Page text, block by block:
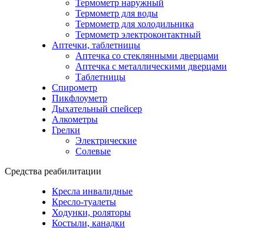
Термометр наружный
Термометр для воды
Термометр для холодильника
Термометр электроконтактный
Аптечки, таблетницы
Аптечка со стеклянными дверцами
Аптечка с металлическими дверцами
Таблетницы
Спирометр
Пикфлоуметр
Дыхательный спейсер
Алкометры
Грелки
Электрические
Солевые
Средства реабилитации
Кресла инвалидные
Кресло-туалеты
Ходунки, роляторы
Костыли, канадки